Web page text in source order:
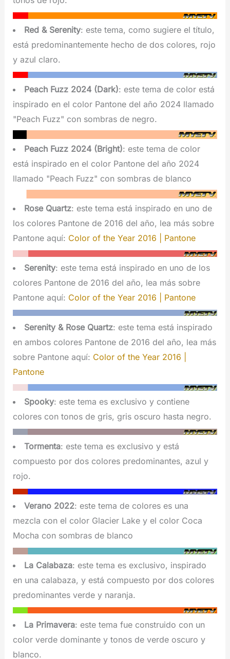
Red & Serenity: este tema, como sugiere el título,
está predominantemente hecho de dos colores, rojo
y azul claro.
Peach Fuzz 2024 (Dark): este tema de color está
inspirado en el color Pantone del año 2024 llamado
"Peach Fuzz" con sombras de negro.
Peach Fuzz 2024 (Bright): este tema de color
está inspirado en el color Pantone del año 2024
llamado "Peach Fuzz" con sombras de blanco
Rose Quartz: este tema está inspirado en uno de
los colores Pantone de 2016 del año, lea más sobre
Pantone aquí: Color of the Year 2016 | Pantone
Serenity: este tema está inspirado en uno de los
colores Pantone de 2016 del año, lea más sobre
Pantone aquí: Color of the Year 2016 | Pantone
Serenity & Rose Quartz: este tema está inspirado
en ambos colores Pantone de 2016 del año, lea más
sobre Pantone aquí: Color of the Year 2016 |
Pantone
Spooky: este tema es exclusivo y contiene
colores con tonos de gris, gris oscuro hasta negro.
Tormenta: este tema es exclusivo y está
compuesto por dos colores predominantes, azul y
rojo.
Verano 2022: este tema de colores es una
mezcla con el color Glacier Lake y el color Coca
Mocha con sombras de blanco
La Calabaza: este tema es exclusivo, inspirado
en una calabaza, y está compuesto por dos colores
predominantes verde y naranja.
La Primavera: este tema fue construido con un
color verde dominante y tonos de verde oscuro y
blanco.